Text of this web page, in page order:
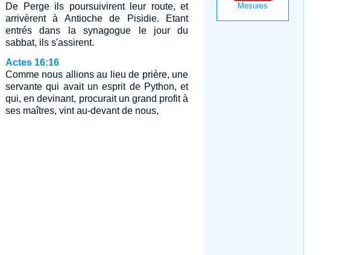
De Perge ils poursuivirent leur route, et
arrivèrent à Antioche de Pisidie. Etant
entrés dans la synagogue le jour du
sabbat, ils s'assirent.
Actes 16:16
Comme nous allions au lieu de prière, une
servante qui avait un esprit de Python, et
qui, en devinant, procurait un grand profit à
ses maîtres, vint au-devant de nous,